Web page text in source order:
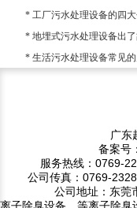
* 工厂污水处理设备的四
* 地埋式污水处理设备出
* 生活污水处理设备常见
广东
备案号
服务热线：0769-
公司传真：0769-
公司地址：东莞
离子除臭设备、等离子除